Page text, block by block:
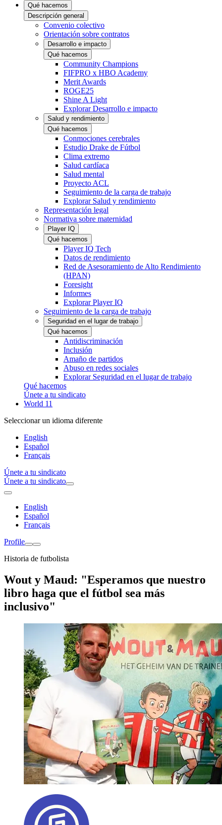
Qué hacemos
Descripción general
Convenio colectivo
Orientación sobre contratos
Desarrollo e impacto
Qué hacemos
Community Champions
FIFPRO x HBO Academy
Merit Awards
ROGE25
Shine A Light
Explorar Desarrollo e impacto
Salud y rendimiento
Qué hacemos
Conmociones cerebrales
Estudio Drake de Fútbol
Clima extremo
Salud cardíaca
Salud mental
Proyecto ACL
Seguimiento de la carga de trabajo
Explorar Salud y rendimiento
Representación legal
Normativa sobre maternidad
Player IQ
Qué hacemos
Player IQ Tech
Datos de rendimiento
Red de Asesoramiento de Alto Rendimiento
(HPAN)
Foresight
Informes
Explorar Player IQ
Seguimiento de la carga de trabajo
Seguridad en el lugar de trabajo
Qué hacemos
Antidiscriminación
Inclusión
Amaño de partidos
Abuso en redes sociales
Explorar Seguridad en el lugar de trabajo
Qué hacemos
Únete a tu sindicato
World 11
Seleccionar un idioma diferente
English
Español
Français
Únete a tu sindicato
Únete a tu sindicato
English
Español
Français
Profile
Historia de futbolista
Wout y Maud: "Esperamos que nuestro
libro haga que el fútbol sea más
inclusivo"